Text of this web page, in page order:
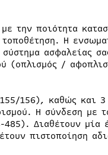
την ποιότητα
Η
ασφαλείας
(οπλισμός /
156), καθώς και 3
Η σύνδεση με
485). Διαθέτουν
πιστοποίηση